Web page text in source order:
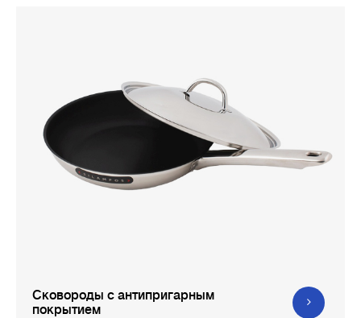
Сковороды с антипригарным
покрытием